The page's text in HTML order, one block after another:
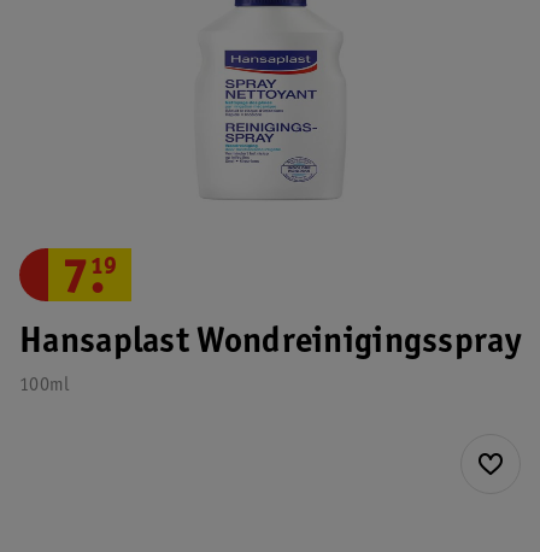
Hansaplast Wondreinigingsspray
100ml
7.
19